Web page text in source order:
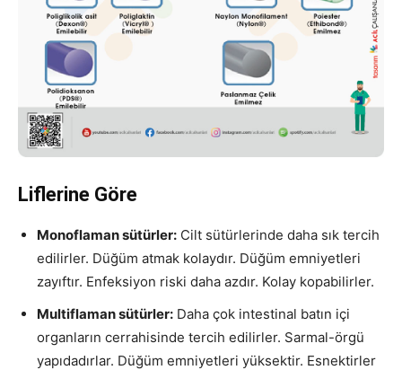
Liflerine Göre
Monoflaman sütürler: Cilt sütürlerinde daha sık tercih
edilirler. Düğüm atmak kolaydır. Düğüm emniyetleri
zayıftır. Enfeksiyon riski daha azdır. Kolay kopabilirler.
Multiflaman sütürler: Daha çok intestinal batın içi
organların cerrahisinde tercih edilirler. Sarmal-örgü
yapıdadırlar. Düğüm emniyetleri yüksektir. Esnektirler